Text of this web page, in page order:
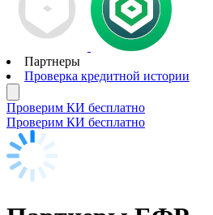
Партнеры
Проверка кредитной истории
Проверим КИ бесплатно
Проверим КИ бесплатно